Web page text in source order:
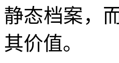
静态档案，
其价值。